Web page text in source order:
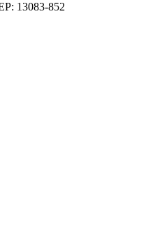
13083-852